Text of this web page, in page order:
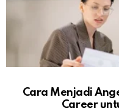
Cara Menjadi
Career